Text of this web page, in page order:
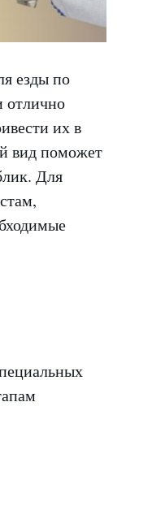
езды по
отлично
их в
вид поможет
Для